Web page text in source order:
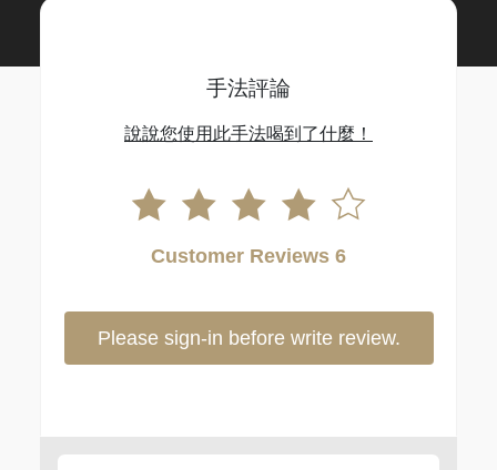
手法評論
說說您使用此手法喝到了什麼！
Customer Reviews 6
Please sign-in before write review.